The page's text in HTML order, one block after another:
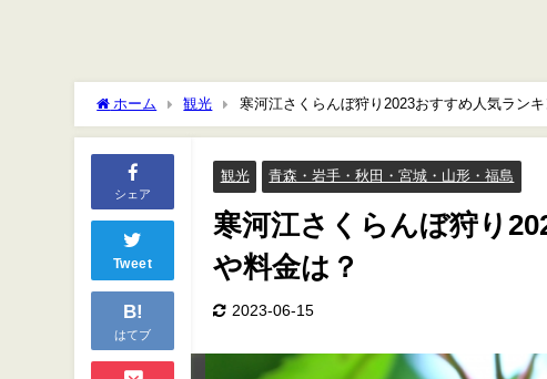
ホーム 観光 寒河江さくらんぼ狩り2023おすすめ人気ラン
シェア
Tweet
B!
はてブ
観光 青森・岩手・秋田・宮城・山形・福島
寒河江さくらんぼ狩り
や料金は？
2023-06-15